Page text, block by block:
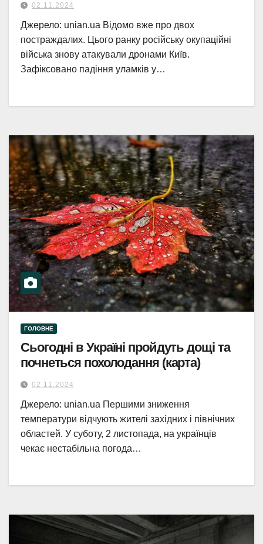
02.11.2024
Джерело: unian.ua Відомо вже про двох
постраждалих. Цього ранку російську окупаційні
війська знову атакували дронами Київ.
Зафіксовано падіння уламків у…
ГОЛОВНЕ
Сьогодні в Україні пройдуть дощі та
почнеться похолодання (карта)
02.11.2024
Джерело: unian.ua Першими зниження
температури відчують жителі західних і північних
областей. У суботу, 2 листопада, на українців
чекає нестабільна погода…